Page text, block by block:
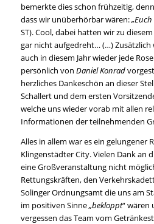
bemerkte dies schon frühzeitig,
dass wir unüberhörbar wären:
ST). Cool, dabei hatten wir zu
gar nicht aufgedreht… (…) Zusätzlich
auch in diesem Jahr wieder jede
persönlich von Daniel Konrad
herzliches Dankeschön an dieser
Schallert und dem ersten
welche uns wieder vorab mit allen
Informationen der teilnehmenden
Alles in allem war es ein gelungener
Klingenstädter City. Vielen Dank an
eine Großveranstaltung nicht
Rettungskräften, den
Solinger Ordnungsamt die uns am
im positiven Sinne„bekloppt“ wären
vergessen das Team vom